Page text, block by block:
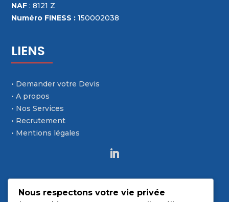
NAF : 8121 Z
Numéro FINESS : 150002038
LIENS
• Demander votre Devis
• A propos
• Nos Services
• Recrutement
• Mentions légales
CONTACT
Nous respectons votre vie privée